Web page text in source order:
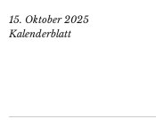
15. Oktober 2025
Kalenderblatt